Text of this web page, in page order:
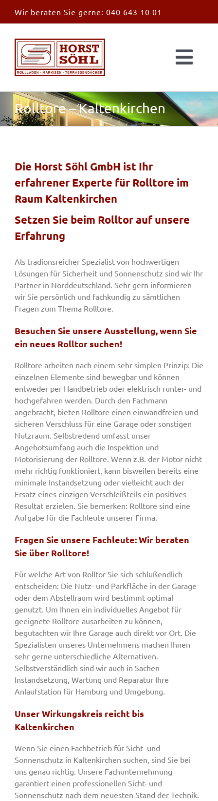
Inhalt
Wir beraten Sie gerne: 040 643 10 01
News
Überdachungen
Außen & Innen
Tore
Smart Home
Team
Jobs
Kontakt
Rolltore – Kaltenkirchen
Die Horst Söhl GmbH ist Ihr
erfahrener Experte für Rolltore im
Raum Kaltenkirchen
Setzen Sie beim Rolltor auf unsere
Erfahrung
Als tradionsreicher Spezialist von hochwertigen
Lösungen für Sicherheit und Sonnenschutz sind wir Ihr
Partner in Norddeutschland. Sehr gern informieren
wir Sie persönlich und fachkundig zu sämtlichen
Fragen zum Thema Rolltore.
Besuchen Sie unsere Ausstellung, wenn Sie
ein neues Rolltor suchen!
Rolltore arbeiten nach einem sehr simplen Prinzip: Die
einzelnen Elemente sind bewegbar und können
entweder per Handbetrieb oder elektrisch runter- und
hochgefahren werden. Durch den Fachmann
angebracht, bieten Rolltore einen einwandfreien und
sicheren Verschluss für eine Garage oder sonstigen
Nutzraum. Selbstredend umfasst unser
Angebotsumfang auch die Inspektion und
Motorisierung der Rolltore. Wenn z.B. der Motor nicht
mehr richtig funktioniert, kann bisweilen bereits eine
minimale Instandsetzung oder vielleicht auch der
Ersatz eines einzigen Verschleißteils ein positives
Resultat erzielen. Sie bemerken: Rolltore sind eine
Aufgabe für die Fachleute unserer Firma.
Fragen Sie unsere Fachleute: Wir beraten
Sie über Rolltore!
Für welche Art von Rolltor Sie sich schlußendlich
entscheiden: Die Nutz- und Parkfläche in der Garage
oder dem Abstellraum wird bestimmt optimal
genutzt. Um Ihnen ein individuelles Angebot für
geeignete Rolltore ausarbeiten zu können,
begutachten wir Ihre Garage auch direkt vor Ort. Die
Spezialisten unseres Unternehmens machen Ihnen
sehr gerne unterschiedliche Alternativen.
Selbstverständlich sind wir auch in Sachen
Instandsetzung, Wartung und Reparatur Ihre
Anlaufstation für Hamburg und Umgebung.
Unser Wirkungskreis reicht bis
Kaltenkirchen
Wenn Sie einen Fachbetrieb für Sicht- und
Sonnenschutz in Kaltenkirchen suchen, sind Sie bei
uns genau richtig. Unsere Fachunternehmung
garantiert einen professionellen Sicht- und
Sonnenschutz nach dem neuesten Stand der Technik.